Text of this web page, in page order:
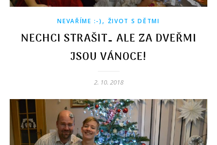
NEVAŘÍME :-), ŽIVOT S DĚTMI
NECHCI STRAŠIT… ALE ZA DVEŘMI
JSOU VÁNOCE!
2. 10. 2018